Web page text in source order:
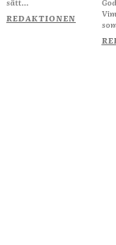
REDAKTIONEN